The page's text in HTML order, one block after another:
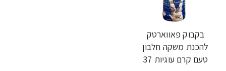
בקבוק פאווארטק
להכנת משקה חלבון
טעם קרם עוגיות 37